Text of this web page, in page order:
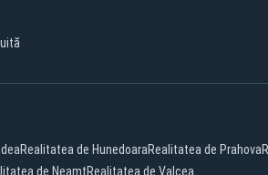
Realitatea de HunedoaraRealitatea de Prahova
de NeamtRealitatea de Valcea